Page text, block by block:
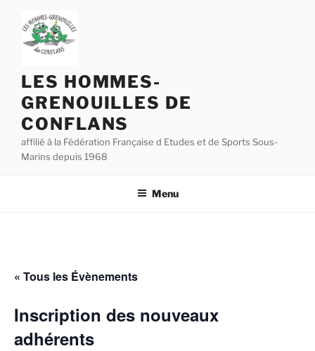
contenu
principal
LES HOMMES-
GRENOUILLES DE
CONFLANS
affilié à la Fédération Française d Etudes et de Sports Sous-
Marins depuis 1968
Menu
« Tous les Évènements
Inscription des nouveaux
adhérents